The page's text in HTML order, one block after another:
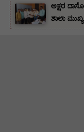
ಅಕ್ಷರ
ಶಾಲಾ